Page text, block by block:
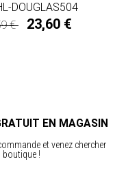
DOUGLAS504
€
23,60 €
EN MAGASIN
et venez chercher
boutique !